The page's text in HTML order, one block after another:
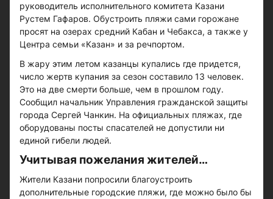
руководитель исполнительного комитета Казани
Рустем Гафаров. Обустроить пляжи сами горожане
просят на озерах средний Кабан и Чебакса, а также у
Центра семьи «Казан» и за речпортом.
В жару этим летом казанцы купались где придется,
число жертв купания за сезон составило 13 человек.
Это на две смерти больше, чем в прошлом году.
Сообщил начальник Управления гражданской защиты
города Сергей Чанкин. На официальных пляжах, где
оборудованы посты спасателей не допустили ни
единой гибели людей.
Учитывая пожелания жителей…
Жители Казани попросили благоустроить
дополнительные городские пляжи, где можно было бы